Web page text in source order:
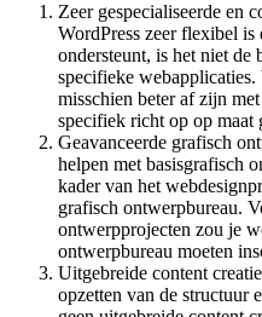
Zeer gespecialiseerde en
WordPress zeer flexibel is
ondersteunt, is het niet de
specifieke
misschien beter af zijn
specifiek richt op op
Geavanceerde grafisch
helpen met basisgrafisch
kader van het
grafisch ontwerpbureau.
ontwerpprojecten zou je
ontwerpbureau moeten
Uitgebreide content
opzetten van de structuur